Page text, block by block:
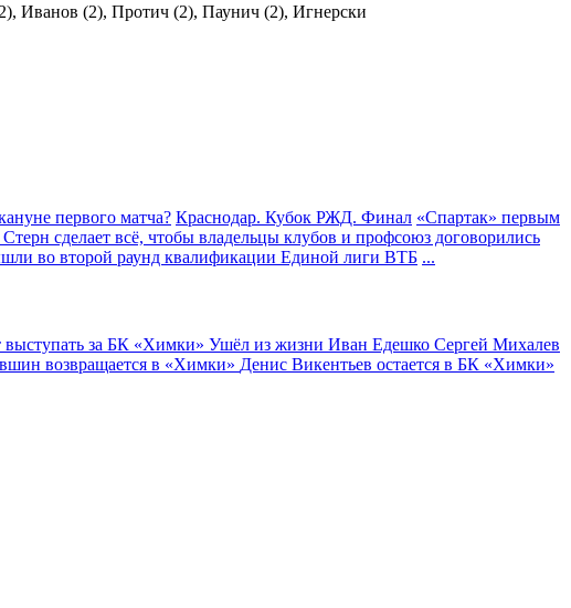
Иванов (2), Протич (2), Паунич (2), Игнерски
первого матча? Краснодар. Кубок РЖД. Финал «Спартак» первым
сделает всё, чтобы владельцы клубов и профсоюз договорились
во второй раунд квалификации Единой лиги ВТБ ...
за БК «Химки» Ушёл из жизни Иван Едешко Сергей Михалев
возвращается в «Химки» Денис Викентьев остается в БК «Химки»